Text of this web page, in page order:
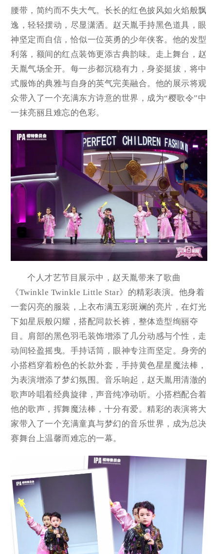
腰带，简约而不失大气。长长的红色披风如火焰般飘
逸，轻轻摆动，尽显潇洒。赵天胤手持黑色道具，眼
神坚定而自信，恰似一位英勇的少年侠客。他的发型
利落，额间的红点装饰更添古典韵味。走上舞台，赵
天胤气场全开。每一步都沉稳有力，身姿挺拔，将中
式服饰的典雅与自身的英气完美融合。他的展示将观
众带入了一个充满东方诗意的世界，成为“樱歌令”中
一抹亮丽且难忘的色彩。
个人才艺节目展示中，赵天胤带来了歌曲
《Twinkle Twinkle Little Star》的精彩表演。他身着
一套闪亮的服装，上衣布满五彩斑斓的亮片，在灯光
下如星辰般闪耀，搭配同款长裤，整体造型绚丽夺
目。肩部的黑色羽毛装饰增添了几分动感与个性，走
动间轻盈摇曳。手持话筒，眼神专注而坚定。身旁的
小搭档穿着粉色的长款外套，手持黄色星星魔法棒，
为表演增添了梦幻氛围。音乐响起，赵天胤用清澈的
歌声吟唱着经典旋律，声音纯净动听。小搭档配合着
他的歌声，挥舞魔法棒，十分有爱。精彩的表演将大
家带入了一个充满童真与梦幻的音乐世界，成为总决
赛舞台上温馨而难忘的一幕。